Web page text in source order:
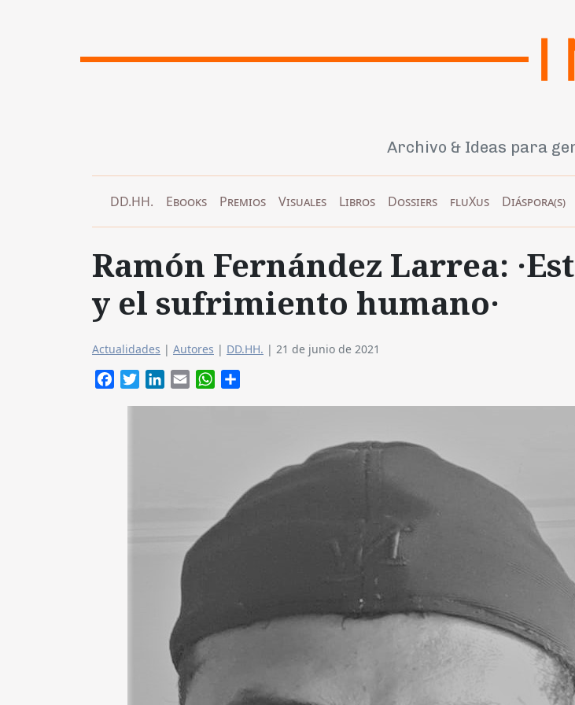
Archivo & Ideas para
DD.HH. Ebooks Premios Visuales Libros Dossiers fluXus Diáspora(s)
Ramón Fernández Larrea:
y el sufrimiento humano·
Actualidades | Autores | DD.HH. | 21 de junio de 2021
FacebookTwitterLinkedIn
Email WhatsApp